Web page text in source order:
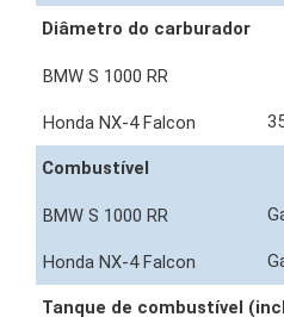
Diâmetro do carburador
Combustível
Tanque de combustível